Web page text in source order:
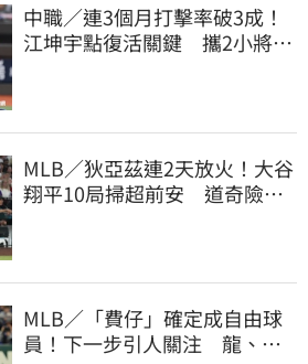
中職／連3個月打擊率破3成！
江坤宇點復活關鍵 攜2小將赴
MLB／狄亞茲連2天放火！大谷
翔平10局掃超前安 道奇險逃9
MLB／「費仔」確定成自由球
員！下一步引人關注 龍、獅